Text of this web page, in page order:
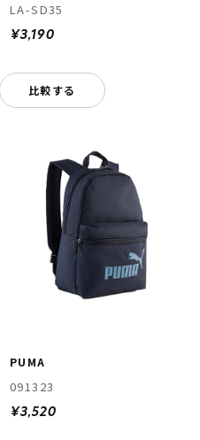
LA-SD35
¥3,190
比較する
PUMA
091323
¥3,520